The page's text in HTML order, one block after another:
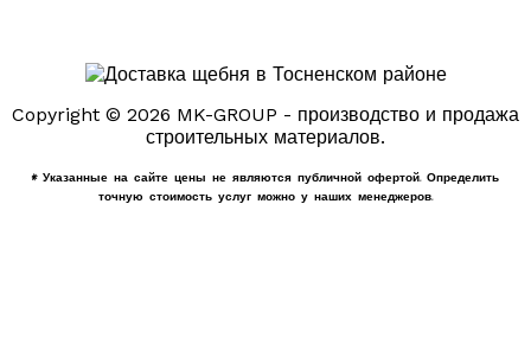
Copyright © 2026 MK-GROUP - производство и продажа
строительных материалов.
* Указанные на сайте цены не являются публичной офертой. Определить
точную стоимость услуг можно у наших менеджеров.